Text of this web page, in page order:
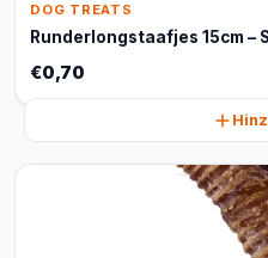
DOG TREATS
Runderlongstaafjes 15cm –
€0,70